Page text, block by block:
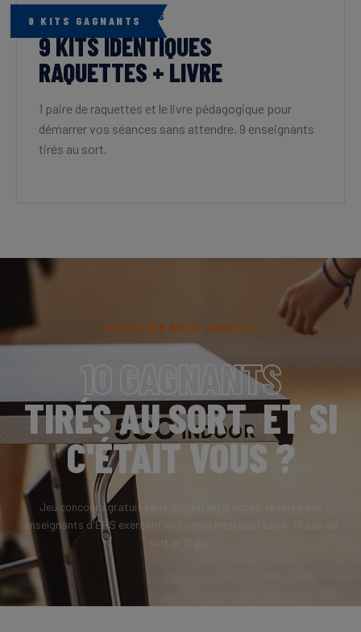
9 KITS GAGNANTS
LES KITS GAGNANTS
9 KITS IDENTIQUES
RAQUETTES + LIVRE
1 paire de raquettes et le livre pédagogique pour
démarrer vos séances sans attendre. 9 enseignants
tirés au sort.
DU 1ER AU 17 JUIN
10 GAGNANTS
TIRÉS AU SORT. ET SI
C'ÉTAIT VOUS ?
Jeu concours gratuit sans obligation d'achat, réservé aux
enseignants d'EPS exerçant en France métropolitaine. Tirage au
sort le 18 juin.